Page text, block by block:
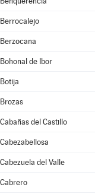
Berrocalejo
Berzocana
Bohonal de Ibor
Botija
Brozas
Cabañas del Castillo
Cabezabellosa
Cabezuela del Valle
Cabrero